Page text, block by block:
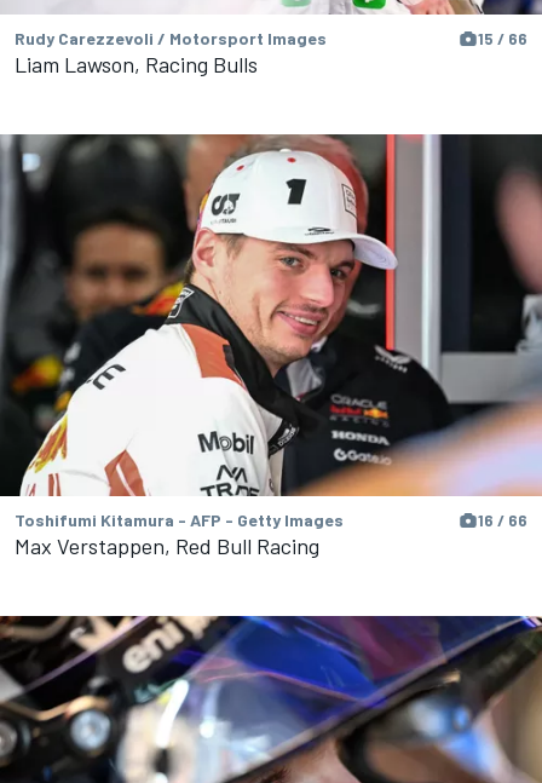
Rudy Carezzevoli / Motorsport Images 15 / 66
Liam Lawson, Racing Bulls
Toshifumi Kitamura - AFP - Getty Images 16 / 66
Max Verstappen, Red Bull Racing